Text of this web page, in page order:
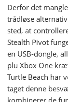
Derfor det
trådløse
sted, at
Stealth Pivot
en USB-dongle,
plu Xbox One
Turtle Beach har
taget denne
kombinerer de